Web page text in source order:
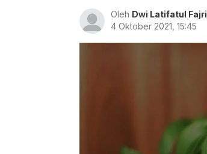
Oleh Dwi Latifatul Fajri
4 Oktober 2021, 15:45